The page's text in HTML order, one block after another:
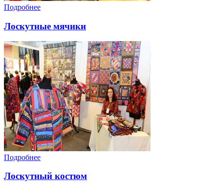
Подробнее
Лоскутные мячики
Подробнее
Лоскутный костюм